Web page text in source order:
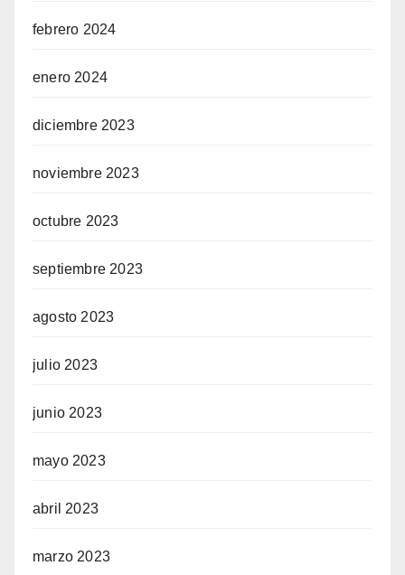
febrero 2024
enero 2024
diciembre 2023
noviembre 2023
octubre 2023
septiembre 2023
agosto 2023
julio 2023
junio 2023
mayo 2023
abril 2023
marzo 2023